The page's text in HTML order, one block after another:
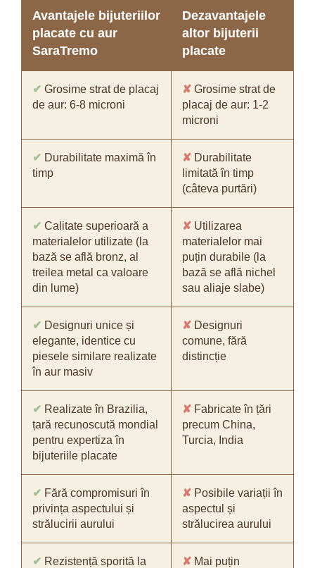
Avantajele bijuteriilor
placate cu aur
SaraTremo
Dezavantajele
altor bijuterii
placate
✔ Grosime strat de placaj
de aur: 6-8 microni
✘ Grosime strat de
placaj de aur: 1-2
microni
✔ Durabilitate maximă în
timp
✘ Durabilitate
limitată în timp
(câteva purtări)
✔ Calitate superioară a
materialelor utilizate (la
bază se află bronz, al
treilea metal ca valoare
din lume)
✘ Utilizarea
materialelor mai
puțin durabile (la
bază se află nichel
sau aliaje slabe)
✔ Designuri unice și
elegante, identice cu
piesele similare realizate
în aur masiv
✘ Designuri
comune, fără
distincție
✔ Realizate în Brazilia,
țară recunoscută mondial
pentru expertiza în
bijuteriile placate
✘ Fabricate în țări
precum China,
Turcia, India
✔ Fără compromisuri în
privința aspectului și
strălucirii aurului
✘ Posibile variații în
aspectul și
strălucirea aurului
✔ Rezistență sporită la
✘ Mai puțin